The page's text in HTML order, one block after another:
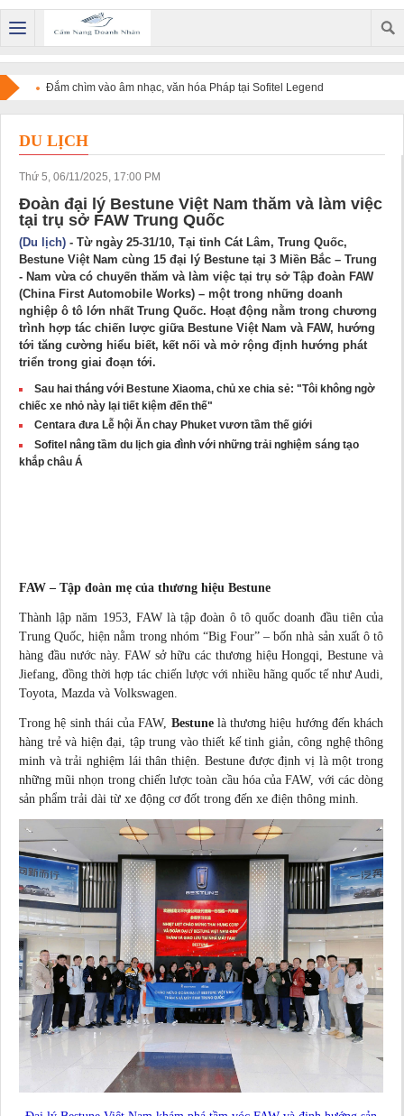
Đắm chìm vào âm nhạc, văn hóa Pháp tại Sofitel Legend
Metropole Hanoi
DU LỊCH
Thứ 5, 06/11/2025, 17:00 PM
Đoàn đại lý Bestune Việt Nam thăm và làm việc
tại trụ sở FAW Trung Quốc
(Du lịch) - Từ ngày 25-31/10, Tại tỉnh Cát Lâm, Trung Quốc,
Bestune Việt Nam cùng 15 đại lý Bestune tại 3 Miền Bắc – Trung
- Nam vừa có chuyến thăm và làm việc tại trụ sở Tập đoàn FAW
(China First Automobile Works) – một trong những doanh
nghiệp ô tô lớn nhất Trung Quốc. Hoạt động nằm trong chương
trình hợp tác chiến lược giữa Bestune Việt Nam và FAW, hướng
tới tăng cường hiểu biết, kết nối và mở rộng định hướng phát
triển trong giai đoạn tới.
Sau hai tháng với Bestune Xiaoma, chủ xe chia sẻ: "Tôi không ngờ
chiếc xe nhỏ này lại tiết kiệm đến thế"
Centara đưa Lễ hội Ăn chay Phuket vươn tầm thế giới
Sofitel nâng tầm du lịch gia đình với những trải nghiệm sáng tạo
khắp châu Á
FAW – Tập đoàn mẹ của thương hiệu Bestune
Thành lập năm 1953, FAW là tập đoàn ô tô quốc doanh đầu tiên của
Trung Quốc, hiện nằm trong nhóm “Big Four” – bốn nhà sản xuất ô tô
hàng đầu nước này. FAW sở hữu các thương hiệu Hongqi, Bestune và
Jiefang, đồng thời hợp tác chiến lược với nhiều hãng quốc tế như Audi,
Toyota, Mazda và Volkswagen.
Trong hệ sinh thái của FAW, Bestunelà thương hiệu hướng đến khách
hàng trẻ và hiện đại, tập trung vào thiết kế tinh giản, công nghệ thông
minh và trải nghiệm lái thân thiện. Bestune được định vị là một trong
những mũi nhọn trong chiến lược toàn cầu hóa của FAW, với các dòng
sản phẩm trải dài từ xe động cơ đốt trong đến xe điện thông minh.